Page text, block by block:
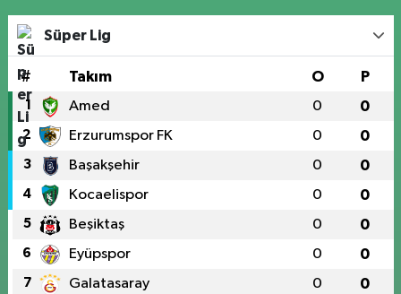
Süper Lig
# Takım O P
1 Amed 0 0
2 Erzurumspor FK 0 0
3 Başakşehir 0 0
4 Kocaelispor 0 0
5 Beşiktaş 0 0
6 Eyüpspor 0 0
7 Galatasaray 0 0